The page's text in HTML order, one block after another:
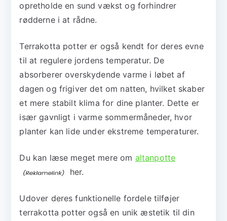
opretholde en sund vækst og forhindrer
rødderne i at rådne.
Terrakotta potter er også kendt for deres evne
til at regulere jordens temperatur. De
absorberer overskydende varme i løbet af
dagen og frigiver det om natten, hvilket skaber
et mere stabilt klima for dine planter. Dette er
især gavnligt i varme sommermåneder, hvor
planter kan lide under ekstreme temperaturer.
Du kan læse meget mere om altanpotte
her.
Udover deres funktionelle fordele tilføjer
terrakotta potter også en unik æstetik til din